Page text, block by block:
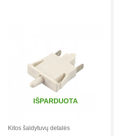
IŠPARDUOTA
Kitos šaldytuvų detalės